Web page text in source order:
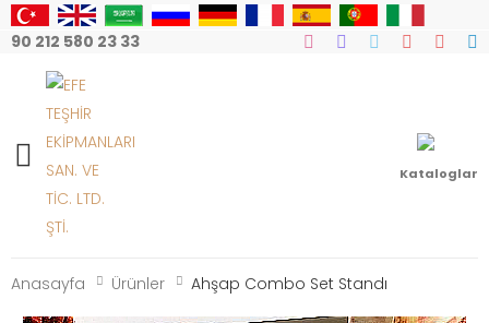
90 212 580 23 33
Mobile Menu Kataloglar
Anasayfa Ürünler Ahşap Combo Set Standı